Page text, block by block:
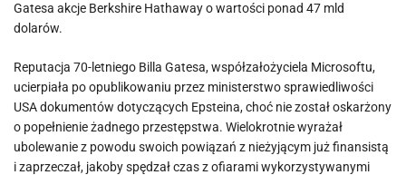
Gatesa akcje Berkshire Hathaway o wartości ponad 47 mld
dolarów.
Reputacja 70-letniego Billa Gatesa, współzałożyciela Microsoftu,
ucierpiała po opublikowaniu przez ministerstwo sprawiedliwości
USA dokumentów dotyczących Epsteina, choć nie został oskarżony
o popełnienie żadnego przestępstwa. Wielokrotnie wyrażał
ubolewanie z powodu swoich powiązań z nieżyjącym już finansistą
i zaprzeczał, jakoby spędzał czas z ofiarami wykorzystywanymi